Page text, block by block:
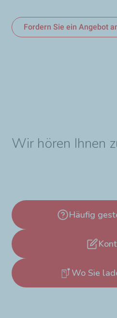
Fordern Sie ein Angebot
Wir hören Ihnen
Häufig
Wo Sie